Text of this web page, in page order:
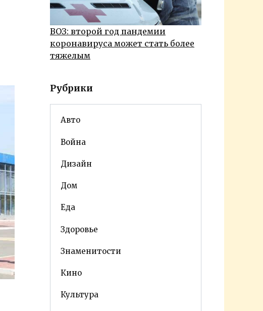
ВОЗ: второй год пандемии
коронавируса может стать более
тяжелым
Рубрики
Авто
Война
Дизайн
Дом
Еда
Здоровье
Знаменитости
Кино
Культура